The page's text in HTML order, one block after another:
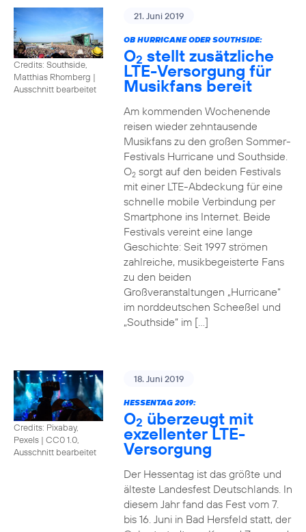
Credits: Southside,
Matthias Rhomberg |
Ausschnitt bearbeitet
21. Juni 2019
OB HURRICANE ODER SOUTHSIDE:
O2 stellt zusätzliche
LTE-Versorgung für
Musikfans bereit
Am kommenden Wochenende
reisen wieder zehntausende
Musikfans zu den großen Sommer-
Festivals Hurricane und Southside.
O2sorgt auf den beiden Festivals
mit einer LTE-Abdeckung für eine
schnelle mobile Verbindung per
Smartphone ins Internet. Beide
Festivals vereint eine lange
Geschichte: Seit 1997 strömen
zahlreiche, musikbegeisterte Fans
zu den beiden
Großveranstaltungen „Hurricane“
im norddeutschen Scheeßel und
„Southside“ im […]
Credits: Pixabay,
Pexels | CC0 1.0,
Ausschnitt bearbeitet
18. Juni 2019
HESSENTAG 2019:
O2 überzeugt mit
exzellenter LTE-
Versorgung
Der Hessentag ist das größte und
älteste Landesfest Deutschlands. In
diesem Jahr fand das Fest vom 7.
bis 16. Juni in Bad Hersfeld statt, der